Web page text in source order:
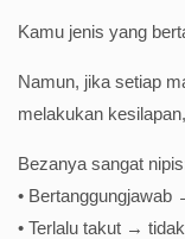
Kamu jenis yang
Namun, jika setiap
melakukan
Bezanya sangat
• Bertanggungjawab
• Terlalu takut →